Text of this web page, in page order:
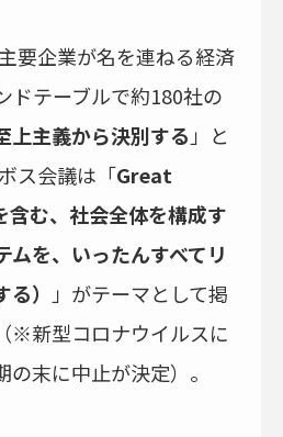
要企業が名を連ねる経済
ドテーブルで約180社の
上主義から決別する」と
ス会議は「Great
む、社会全体を構成す
ムを、いったんすべてリ
） 」がテーマとして掲
※新型コロナウイルスに
末に中止が決定）。